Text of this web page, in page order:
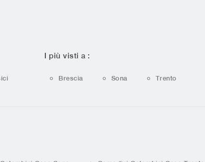
I più visti a :
Brescia Sona Trento